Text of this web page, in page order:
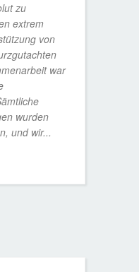
zu
extrem
von
war
wurden
und wir...